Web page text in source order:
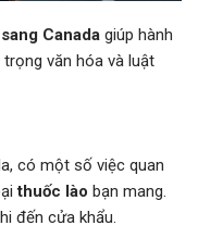
Canada giúp hành
văn hóa và luật
có một số việc quan
thuốc lào bạn mang.
đến cửa khẩu.